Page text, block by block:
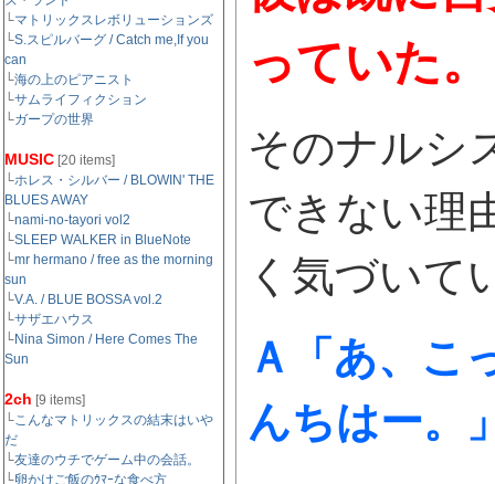
└マトリックスレボリューションズ
└S.スピルバーグ / Catch me,If you
can
└海の上のピアニスト
└サムライフィクション
└ガープの世界
MUSIC [20 items]
└ホレス・シルバー / BLOWIN' THE
BLUES AWAY
└nami-no-tayori vol2
└SLEEP WALKER in BlueNote
└mr hermano / free as the morning
sun
└V.A. / BLUE BOSSA vol.2
└サザエハウス
└Nina Simon / Here Comes The
Sun
2ch [9 items]
└こんなマトリックスの結末はいや
だ
└友達のウチでゲーム中の会話。
└卵かけご飯のｳﾏｰな食べ方
っていた。
そのナルシ
できない理
く気づいて
Ａ「あ、こ
んちはー。